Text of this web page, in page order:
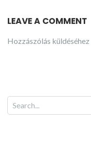
LEAVE A COMMENT
Hozzászólás küldéséhez